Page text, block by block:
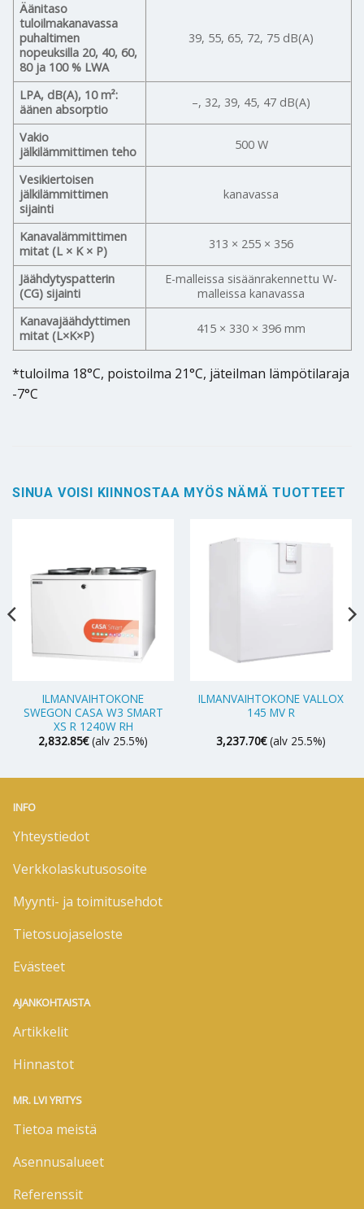
Äänitaso
tuloilmakanavassa
puhaltimen
nopeuksilla 20, 40, 60,
80 ja 100 % LWA
39, 55, 65, 72, 75 dB(A)
LPA, dB(A), 10 m²:
äänen absorptio
–, 32, 39, 45, 47 dB(A)
Vakio
jälkilämmittimen teho
500 W
Vesikiertoisen
jälkilämmittimen
sijainti
kanavassa
Kanavalämmittimen
mitat (L × K × P)
313 × 255 × 356
Jäähdytyspatterin
(CG) sijainti
E-malleissa sisäänrakennettu W-
malleissa kanavassa
Kanavajäähdyttimen
mitat (L×K×P)
415 × 330 × 396 mm
*tuloilma 18°C, poistoilma 21°C, jäteilman lämpötilaraja
-7°C
SINUA VOISI KIINNOSTAA MYÖS NÄMÄ TUOTTEET
ILMANVAIHTOKONE
SWEGON CASA W3 SMART
XS R 1240W RH
2,832.85€ (alv 25.5%)
ILMANVAIHTOKONE VALLOX
145 MV R
3,237.70€ (alv 25.5%)
INFO
Yhteystiedot
Verkkolaskutusosoite
Myynti- ja toimitusehdot
Tietosuojaseloste
Evästeet
AJANKOHTAISTA
Artikkelit
Hinnastot
MR. LVI YRITYS
Tietoa meistä
Asennusalueet
Referenssit